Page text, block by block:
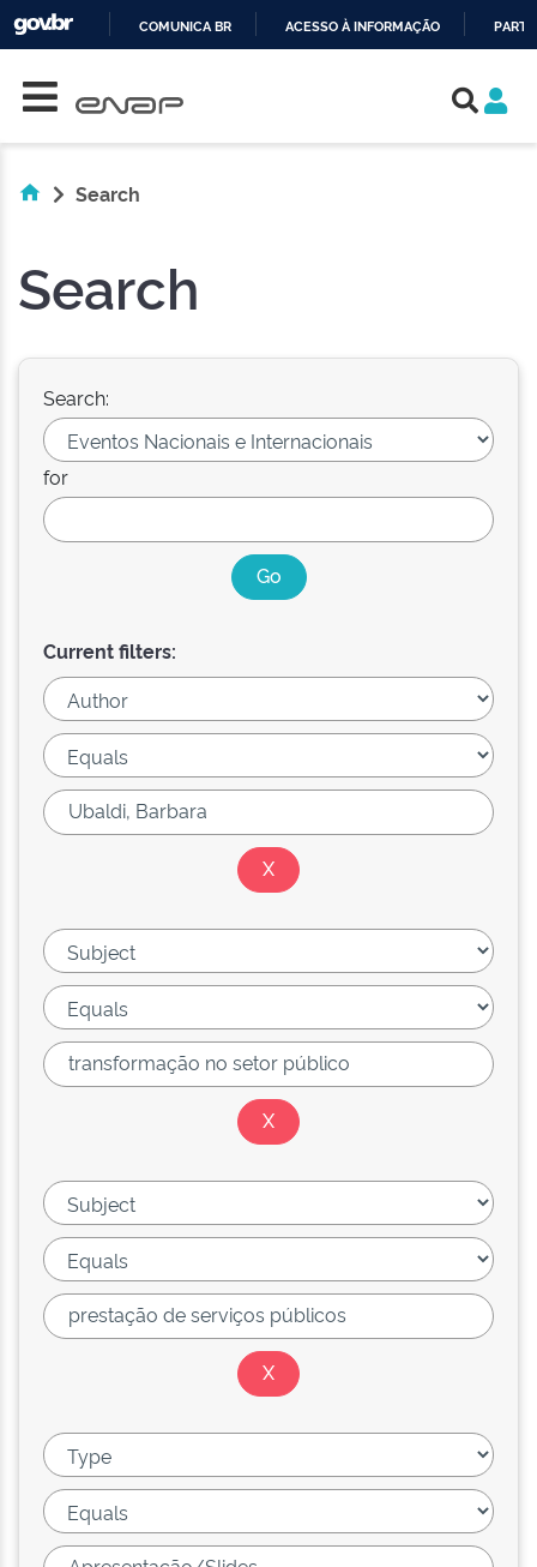
COMUNICA BR ACESSO À INFORMAÇÃO
Search
Search
Search:
for
Current filters: